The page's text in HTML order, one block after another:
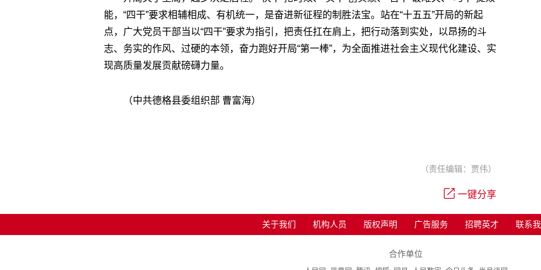
能，“四干”要求相辅相成、有机统一，是奋进新征程的制胜法宝。站在“十五五”开局的新起
点，广大党员干部当以“四干”要求为指引，把责任扛在肩上，把行动落到实处，以昂扬的斗
志、务实的作风、过硬的本领，奋力跑好开局“第一棒”，为全面推进社会主义现代化建设、实
现高质量发展贡献磅礴力量。
（中共德格县委组织部 曹富海）
（责任编辑：贾伟）
一键分享
关于我们 机构人员 版权声明 广告服务 招聘英才 联系
合作单位